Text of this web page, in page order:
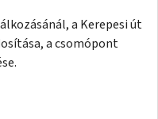
a Kerepesi út
a csomópont